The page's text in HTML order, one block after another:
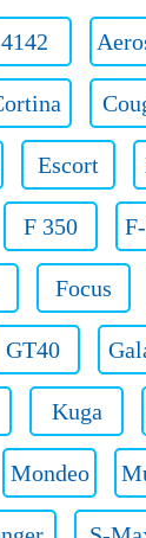
4142
Escort
F 350
Focus
GT40
Kuga
Mondeo